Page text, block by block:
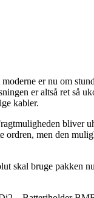
er nu om
er altså ret så
kabler.
bliver
ordren, men den
skal bruge pakken